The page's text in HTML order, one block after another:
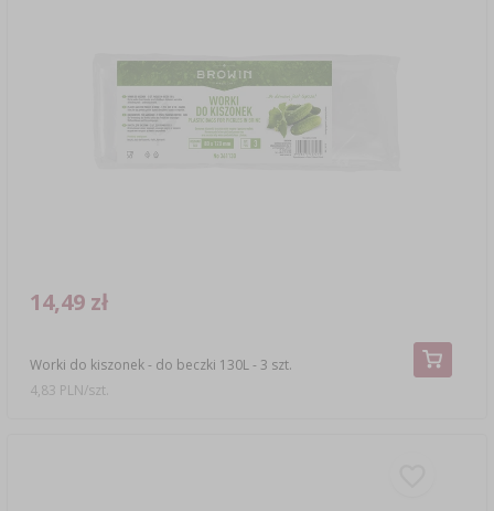
Worki do kiszonek - do beczki 130L - 3 szt.
14,49 zł
4,83 PLN/szt.